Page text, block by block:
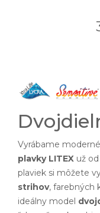
Vyrábame
plavky LITEX už
plaviek si môžete
strihov, farebných
ideálny model